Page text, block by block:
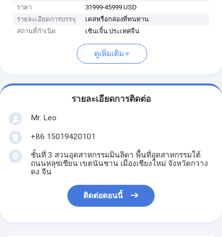
ราคา
31999-45999 USD
รายละเอียดการบรรจุ
เคสหรือกล่องที่ทนทาน
สถานที่กำเนิด
เซินเจิ้น ประเทศจีน
ดูเพิ่มเติม
รายละเอียดการติดต่อ
Mr. Leo
+86 15019420101
ชั้นที่ 3 สวนอุตสาหกรรมมินลิดา พื้นที่อุตสาหกรรมใต้
ถนนหลุซเซียน เขตนันชาน เมืองเชียงใหม่ จังหวัดกวาง
ดง จีน
ติดต่อตอนนี้